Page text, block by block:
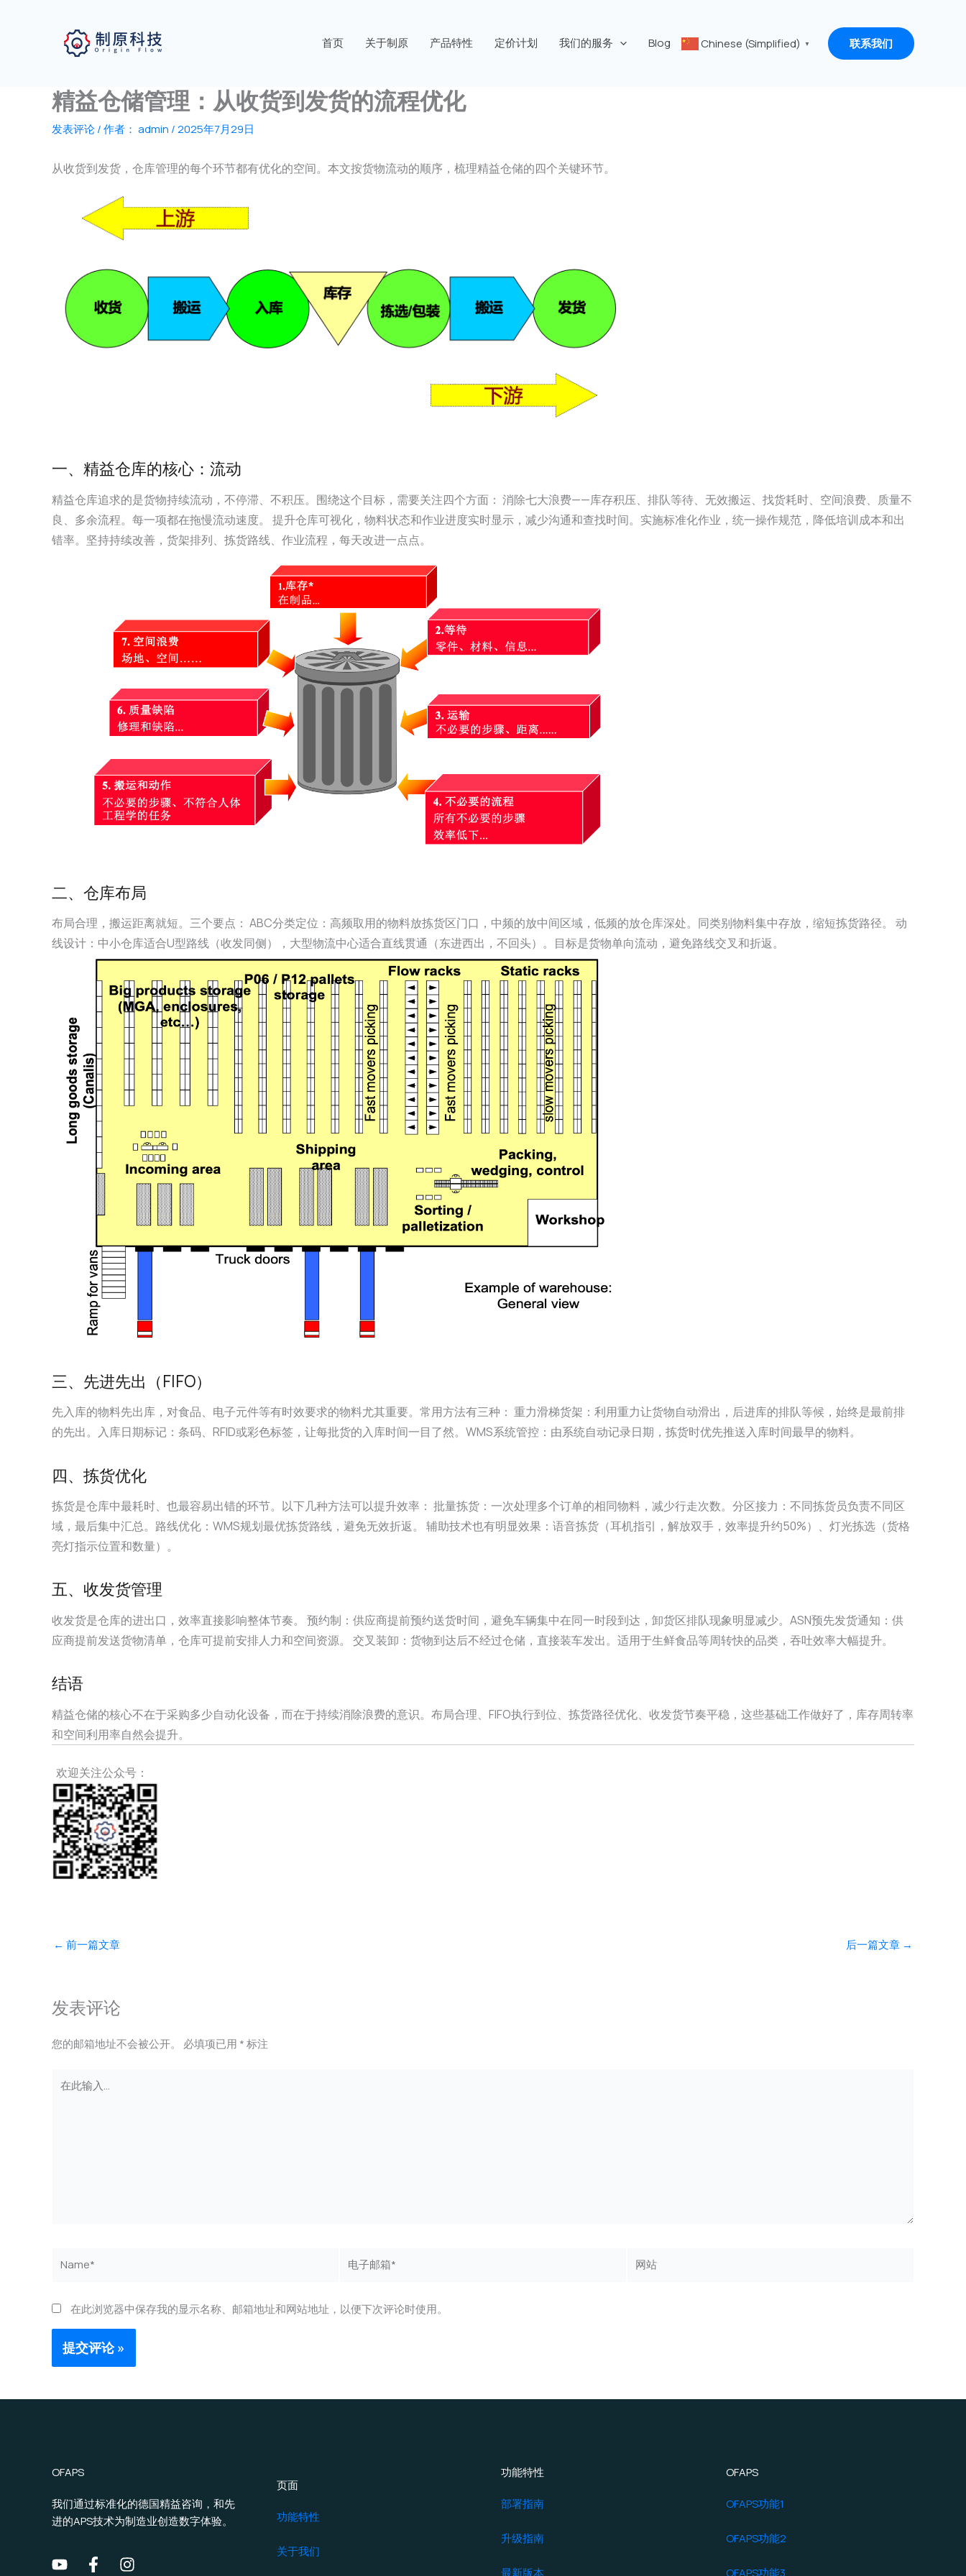
首页 关于制原 产品特性 定价计划 我们的服务 Blog Chinese (Simplified) ▼ 联系我们
精益仓储管理：从收货到发货的流程优化
发表评论/ 作者： admin /2025年7月29日
从收货到发货，仓库管理的每个环节都有优化的空间。本文按货物流动的顺序，梳理精益仓储的四个关键环节。
一、精益仓库的核心：流动
精益仓库追求的是货物持续流动，不停滞、不积压。围绕这个目标，需要关注四个方面： 消除七大浪费——库存积压、排队等待、无效搬运、找货耗时、空间浪费、质量不
良、多余流程。每一项都在拖慢流动速度。 提升仓库可视化，物料状态和作业进度实时显示，减少沟通和查找时间。实施标准化作业，统一操作规范，降低培训成本和出
错率。坚持持续改善，货架排列、拣货路线、作业流程，每天改进一点点。
二、仓库布局
布局合理，搬运距离就短。三个要点： ABC分类定位：高频取用的物料放拣货区门口，中频的放中间区域，低频的放仓库深处。同类别物料集中存放，缩短拣货路径。 动
线设计：中小仓库适合U型路线（收发同侧），大型物流中心适合直线贯通（东进西出，不回头）。目标是货物单向流动，避免路线交叉和折返。
三、先进先出（FIFO）
先入库的物料先出库，对食品、电子元件等有时效要求的物料尤其重要。常用方法有三种： 重力滑梯货架：利用重力让货物自动滑出，后进库的排队等候，始终是最前排
的先出。入库日期标记：条码、RFID或彩色标签，让每批货的入库时间一目了然。WMS系统管控：由系统自动记录日期，拣货时优先推送入库时间最早的物料。
四、拣货优化
拣货是仓库中最耗时、也最容易出错的环节。以下几种方法可以提升效率： 批量拣货：一次处理多个订单的相同物料，减少行走次数。分区接力：不同拣货员负责不同区
域，最后集中汇总。路线优化：WMS规划最优拣货路线，避免无效折返。 辅助技术也有明显效果：语音拣货（耳机指引，解放双手，效率提升约50%）、灯光拣选（货格
亮灯指示位置和数量）。
五、收发货管理
收发货是仓库的进出口，效率直接影响整体节奏。 预约制：供应商提前预约送货时间，避免车辆集中在同一时段到达，卸货区排队现象明显减少。ASN预先发货通知：供
应商提前发送货物清单，仓库可提前安排人力和空间资源。 交叉装卸：货物到达后不经过仓储，直接装车发出。适用于生鲜食品等周转快的品类，吞吐效率大幅提升。
结语
精益仓储的核心不在于采购多少自动化设备，而在于持续消除浪费的意识。布局合理、FIFO执行到位、拣货路径优化、收发货节奏平稳，这些基础工作做好了，库存周转率
和空间利用率自然会提升。
欢迎关注公众号：
← 前一篇文章 后一篇文章 →
发表评论
您的邮箱地址不会被公开。 必填项已用 *标注
子
箱
站
在此浏览器中保存我的显示名称、邮箱地址和网站地址，以便下次评论时使用。
OFAPS
我们通过标准化的德国精益咨询，和先
进的APS技术为制造业创造数字体验。
页面
功能特性
关于我们
功能特性
部署指南
升级指南
最新版本
OFAPS
OFAPS功能1
OFAPS功能2
OFAPS功能3